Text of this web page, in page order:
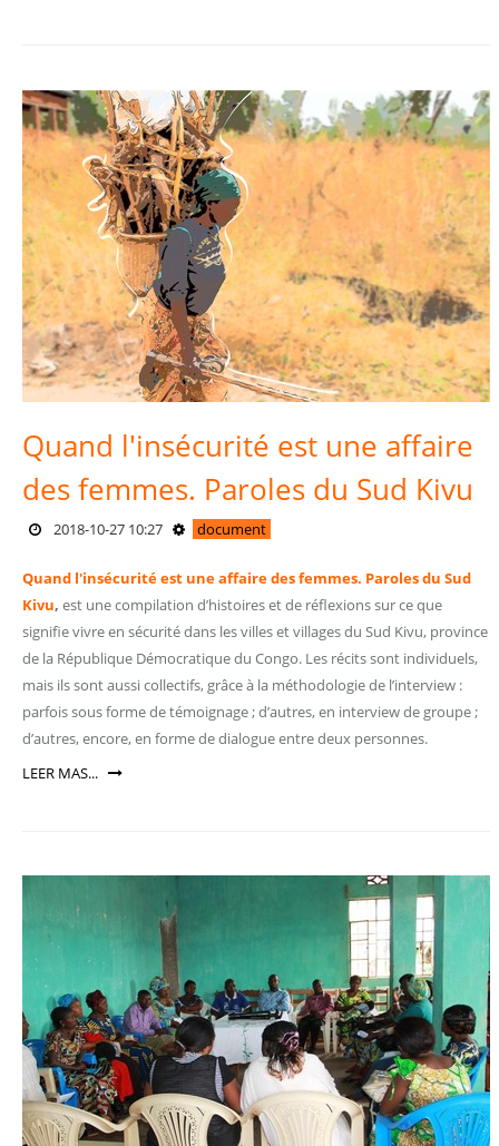
Quand l'insécurité est une affaire
des femmes. Paroles du Sud Kivu
2018-10-27 10:27 document
Quand l'insécurité est une affaire des femmes. Paroles du Sud
Kivu, est une compilation d’histoires et de réflexions sur ce que
signifie vivre en sécurité dans les villes et villages du Sud Kivu, province
de la République Démocratique du Congo. Les récits sont individuels,
mais ils sont aussi collectifs, grâce à la méthodologie de l’interview :
parfois sous forme de témoignage ; d’autres, en interview de groupe ;
d’autres, encore, en forme de dialogue entre deux personnes.
LEER MAS...